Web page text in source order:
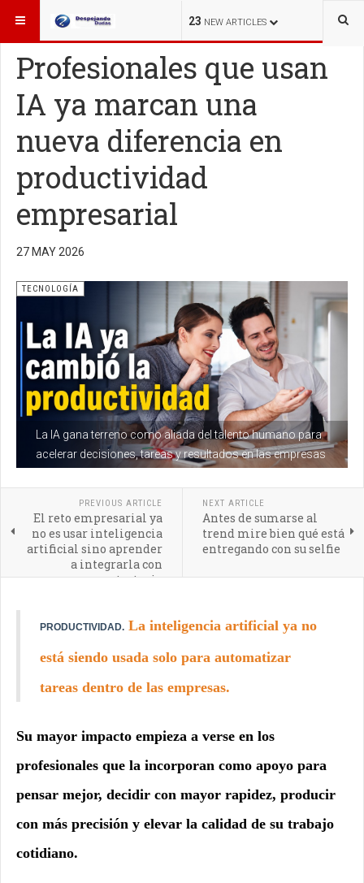
23 NEW ARTICLES
ESTÁ AQUÍ: TECNOLOGÍA
Profesionales que usan
IA ya marcan una
nueva diferencia en
productividad
empresarial
27 MAY 2026
La IA gana terreno como aliada del talento humano para
acelerar decisiones, tareas y resultados en las empresas
TECNOLOGÍA
PREVIOUS ARTICLE
El reto empresarial ya
no es usar inteligencia
artificial sino aprender
a integrarla con
estrategia
NEXT ARTICLE
Antes de sumarse al
trend mire bien qué está
entregando con su selfie
PRODUCTIVIDAD. La inteligencia artificial ya no
está siendo usada solo para automatizar
tareas dentro de las empresas.
Su mayor impacto empieza a verse en los
profesionales que la incorporan como apoyo para
pensar mejor, decidir con mayor rapidez, producir
con más precisión y elevar la calidad de su trabajo
cotidiano.